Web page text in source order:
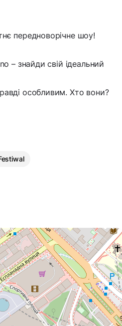
передноворічне шоу!
– знайди свій ідеальний
особливим. Хто вони?